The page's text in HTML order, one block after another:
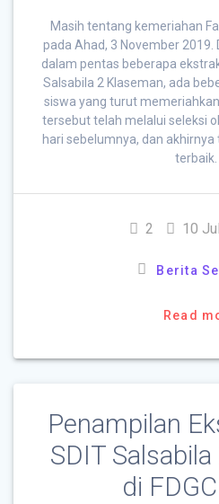
Masih tentang kemeriahan
pada Ahad, 3 November 2019.
dalam pentas beberapa
Salsabila 2 Klaseman, ada
siswa yang turut
tersebut telah melalui seleksi
hari sebelumnya, dan
terbaik.
2 10
Berita
Read
Penampilan
SDIT
di